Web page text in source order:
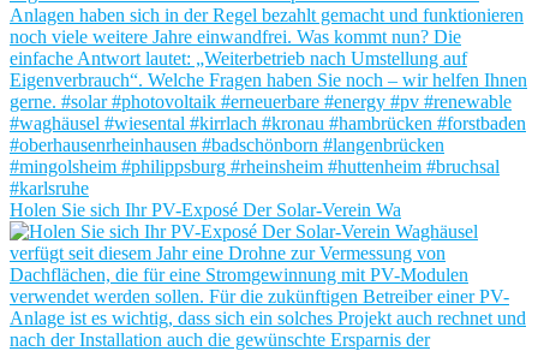
Holen Sie sich Ihr PV-Exposé Der Solar-Verein Wa